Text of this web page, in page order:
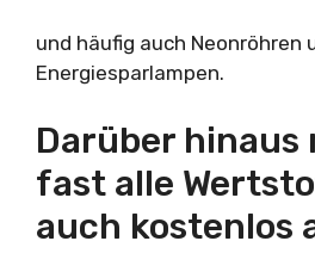
und häufig auch Neonröhren
Energiesparlampen.
Darüber hinaus
fast alle
auch kostenlos